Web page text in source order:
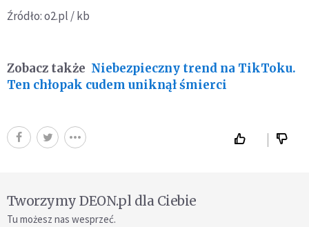
Źródło: o2.pl / kb
Zobacz także Niebezpieczny trend na TikToku.
Ten chłopak cudem uniknął śmierci
Tworzymy DEON.pl dla Ciebie
Tu możesz nas wesprzeć.